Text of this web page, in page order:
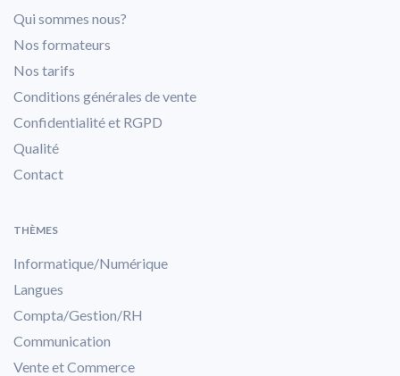
Qui sommes nous?
Nos formateurs
Nos tarifs
Conditions générales de vente
Confidentialité et RGPD
Qualité
Contact
THÈMES
Informatique/Numérique
Langues
Compta/Gestion/RH
Communication
Vente et Commerce